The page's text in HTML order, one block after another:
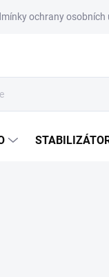
ochrany osobních